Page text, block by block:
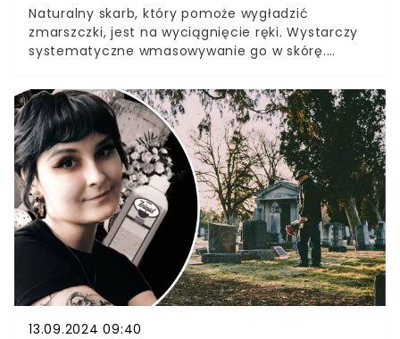
Naturalny skarb, który pomoże wygładzić
zmarszczki, jest na wyciągnięcie ręki. Wystarczy
systematyczne wmasowywanie go w skórę.
13.09.2024 09:40